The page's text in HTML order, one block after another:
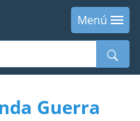
Menú
Guerra